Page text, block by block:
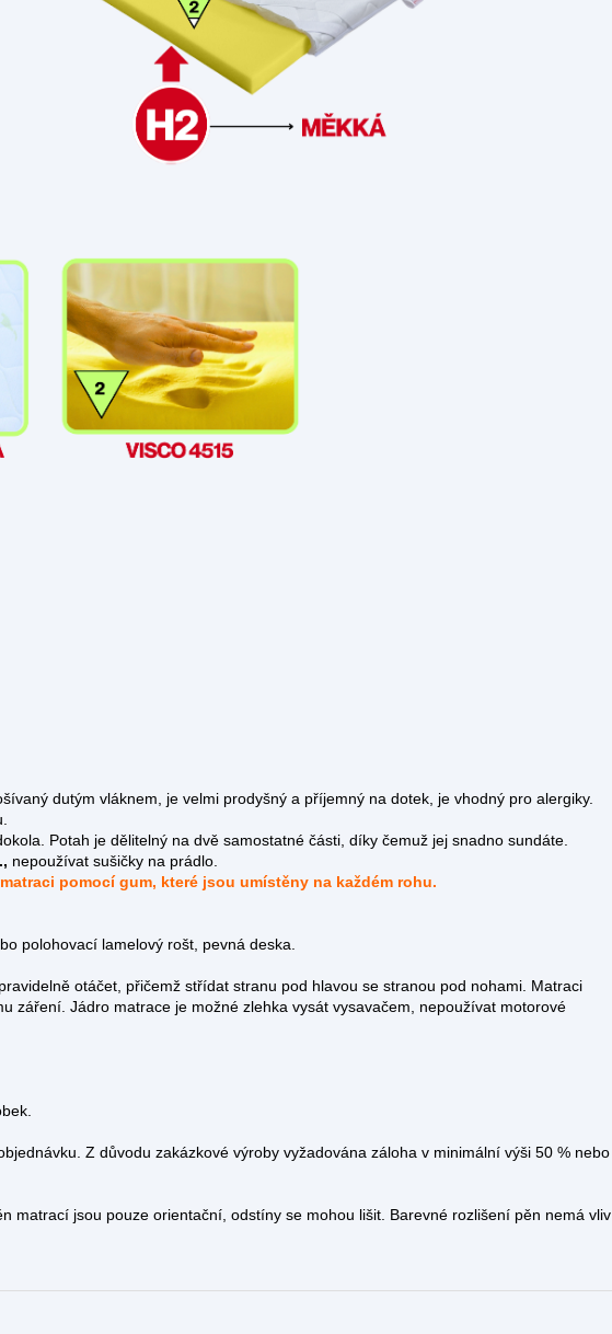
dutým vláknem, je velmi prodyšný a příjemný na dotek, je vhodný pro alergiky.
Potah je dělitelný na dvě samostatné části, díky čemuž jej snadno sundáte.
nepoužívat sušičky na prádlo.
pomocí gum, které jsou umístěny na každém rohu.
polohovací lamelový rošt, pevná deska.
otáčet, přičemž střídat stranu pod hlavou se stranou pod nohami. Matraci
záření. Jádro matrace je možné zlehka vysát vysavačem, nepoužívat motorové
Z důvodu zakázkové výroby vyžadována záloha v minimální výši 50 % nebo
matrací jsou pouze orientační, odstíny se mohou lišit. Barevné rozlišení pěn nemá vliv